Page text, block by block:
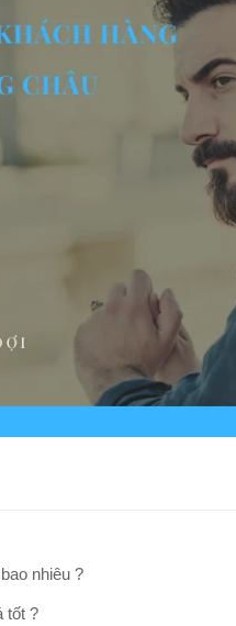
nhiêu ?
tốt ?